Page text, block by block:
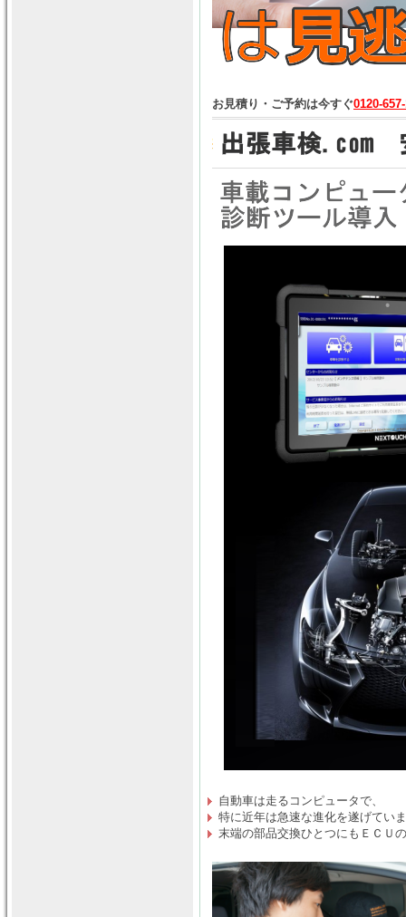
お見積り・ご予約は今すぐ0120-
自動車は走るコンピュータで、
特に近年は急速な進化を遂げてい
末端の部品交換ひとつにもＥＣＵ